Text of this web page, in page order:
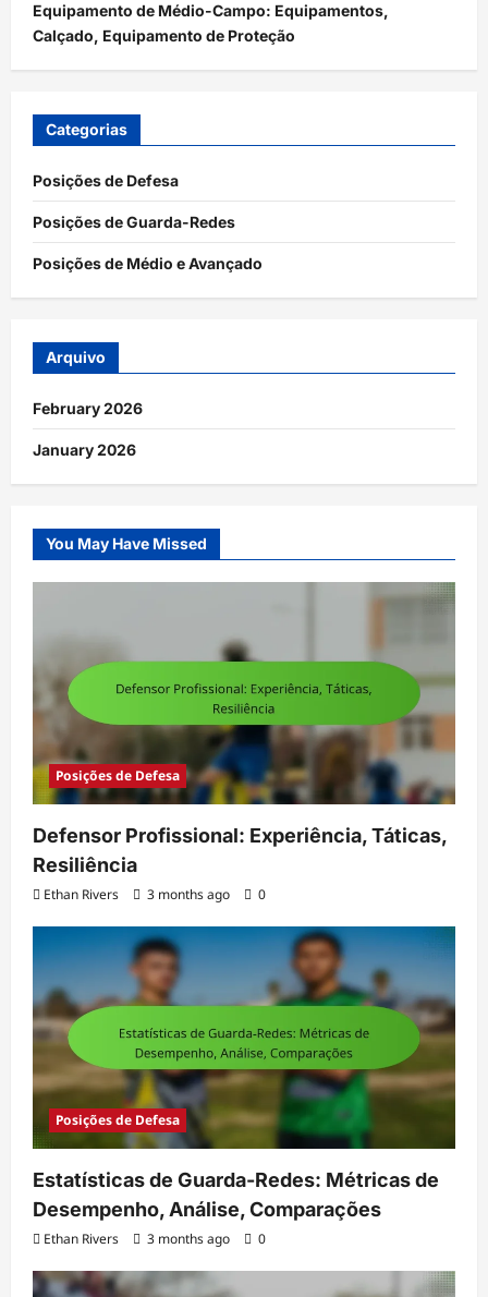
Equipamento de Médio-Campo: Equipamentos,
Calçado, Equipamento de Proteção
Categorias
Posições de Defesa
Posições de Guarda-Redes
Posições de Médio e Avançado
Arquivo
February 2026
January 2026
You May Have Missed
Posições de Defesa
Defensor Profissional: Experiência, Táticas,
Resiliência
Ethan Rivers 3 months ago 0
Posições de Defesa
Estatísticas de Guarda-Redes: Métricas de
Desempenho, Análise, Comparações
Ethan Rivers 3 months ago 0